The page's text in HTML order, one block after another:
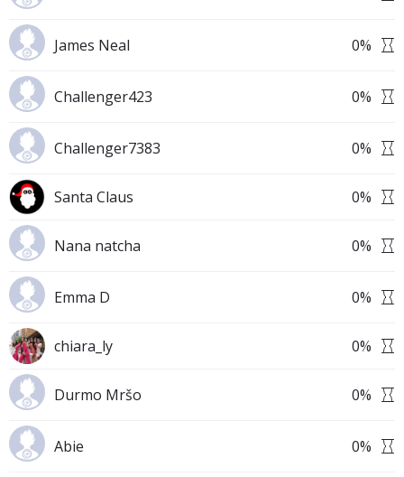
James Neal 0%
Challenger423 0%
Challenger7383 0%
Santa Claus 0%
Nana natcha 0%
Emma D 0%
chiara_ly 0%
Durmo Mršo 0%
Abie 0%